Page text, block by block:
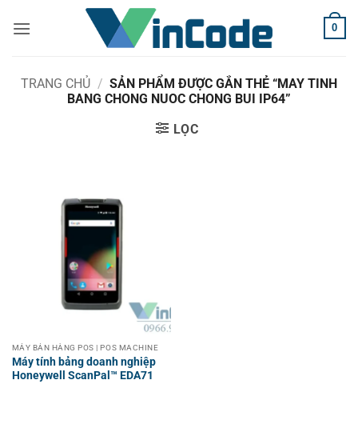
qua
0
TRANG CHỦ / SẢN PHẨM ĐƯỢC GẮN THẺ “MAY TINH
BANG CHONG NUOC CHONG BUI IP64”
LỌC
MÁY BÁN HÀNG POS | POS MACHINE
Máy tính bảng doanh nghiệp
Honeywell ScanPal™ EDA71